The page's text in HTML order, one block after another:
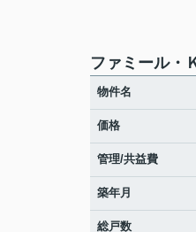
ファミール
物件名
価格
管理/共益費
築年月
総戸数